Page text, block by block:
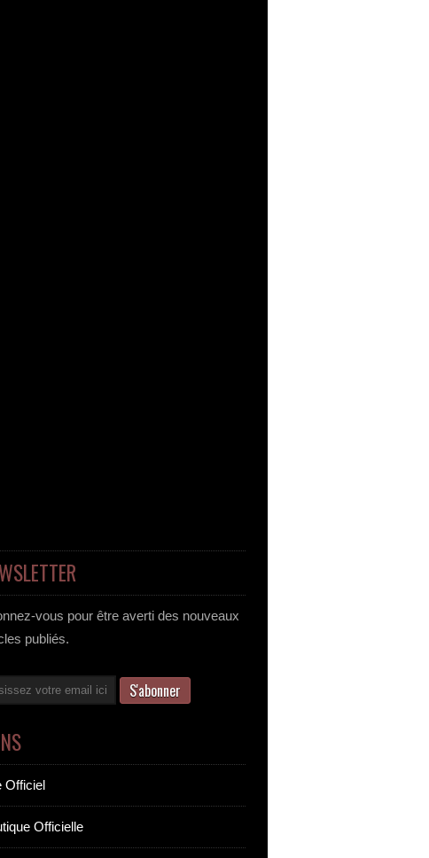
vous pour être averti des nouveaux
publiés.
Officiel
Officielle